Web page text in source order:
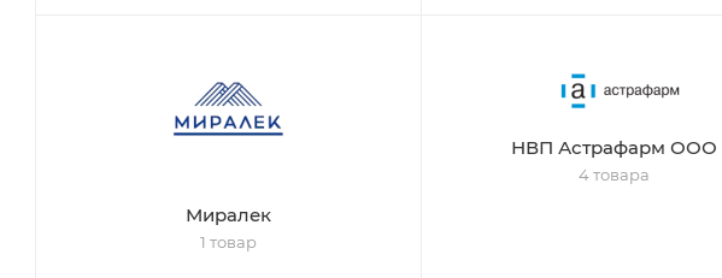
Миралек
1 товар
НВП Астрафарм ООО
4 товара